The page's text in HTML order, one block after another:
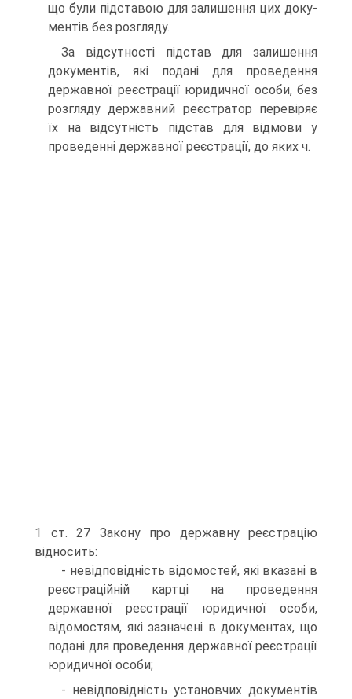
що були підставою для залишення цих доку­
ментів без розгляду.
За відсутності підстав для залишення
документів, які подані для проведення
державної реєстрації юридичної осо­би, без
розгляду державний реєстратор перевіряє
їх на від­сутність підстав для відмови у
проведенні державної реєст­рації, до яких ч.
1 ст. 27 Закону про державну реєстрацію
відносить:
- невідповідність відомостей, які вказані в
реєстрацій­ній картці на проведення
державної реєстрації юридичної особи,
відомостям, які зазначені в документах, що
подані для проведення державної реєстрації
юридичної особи;
- невідповідність установчих документів